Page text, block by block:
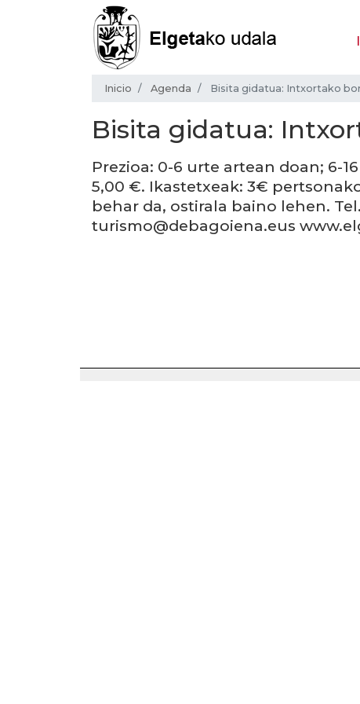
Inicio Agenda Bisita gidatua: Intxortako
Bisita gidatua:
Prezioa: 0-6 urte artean doan; 6-
5,00 €. Ikastetxeak: 3€
behar da, ostirala baino lehen.
turismo@debagoiena.eus